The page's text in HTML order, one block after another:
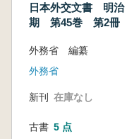
日本外交文書 明治
期 第45巻 第2冊
外務省 編纂
外務省
新刊 在庫なし
古書 5 点